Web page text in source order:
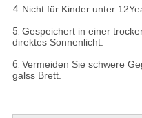
4. Nicht für Kinder unter
5. Gespeichert in einer
direktes Sonnenlicht.
6. Vermeiden Sie schwere
galss Brett.